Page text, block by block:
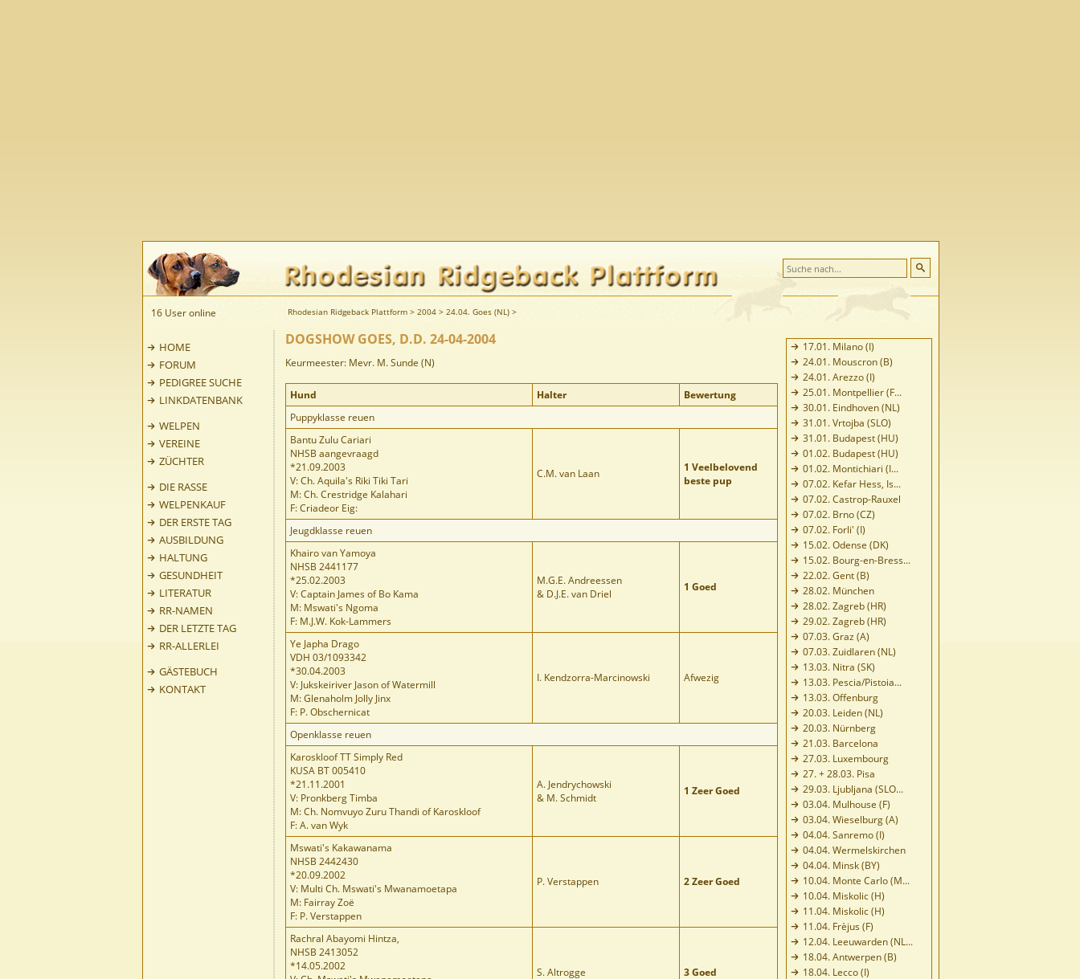
16 User online Rhodesian Ridgeback Plattform > 2004 > 24.04. Goes (NL) >
HOME
FORUM
PEDIGREE SUCHE
LINKDATENBANK
WELPEN
VEREINE
ZÜCHTER
DIE RASSE
WELPENKAUF
DER ERSTE TAG
AUSBILDUNG
HALTUNG
GESUNDHEIT
LITERATUR
RR-NAMEN
DER LETZTE TAG
RR-ALLERLEI
GÄSTEBUCH
KONTAKT
17.01. Milano (I)
24.01. Mouscron (B)
24.01. Arezzo (I)
25.01. Montpellier (F...
30.01. Eindhoven (NL)
31.01. Vrtojba (SLO)
31.01. Budapest (HU)
01.02. Budapest (HU)
01.02. Montichiari (I...
07.02. Kefar Hess, Is...
07.02. Castrop-Rauxel
07.02. Brno (CZ)
07.02. Forli' (I)
15.02. Odense (DK)
15.02. Bourg-en-Bress...
22.02. Gent (B)
28.02. München
28.02. Zagreb (HR)
29.02. Zagreb (HR)
07.03. Graz (A)
07.03. Zuidlaren (NL)
13.03. Nitra (SK)
13.03. Pescia/Pistoia...
13.03. Offenburg
20.03. Leiden (NL)
20.03. Nürnberg
21.03. Barcelona
27.03. Luxembourg
27. + 28.03. Pisa
29.03. Ljubljana (SLO...
03.04. Mulhouse (F)
03.04. Wieselburg (A)
04.04. Sanremo (I)
04.04. Wermelskirchen
04.04. Minsk (BY)
10.04. Monte Carlo (M...
10.04. Miskolic (H)
11.04. Miskolic (H)
11.04. Frèjus (F)
12.04. Leeuwarden (NL...
18.04. Antwerpen (B)
18.04. Lecco (I)
DOGSHOW GOES, D.D. 24-04-2004
Keurmeester: Mevr. M. Sunde (N)
Hund Halter
Bewertung
Puppyklasse reuen
Bantu Zulu Cariari
NHSB aangevraagd
*21.09.2003
V: Ch. Aquila's Riki Tiki Tari
M: Ch. Crestridge Kalahari
F: Criadeor Eig:
C.M. van Laan
1 Veelbelovend
beste pup
Jeugdklasse reuen
Khairo van Yamoya
NHSB 2441177
*25.02.2003
V: Captain James of Bo Kama
M: Mswati's Ngoma
F: M.J.W. Kok-Lammers
M.G.E. Andreessen
& D.J.E. van Driel
1 Goed
Ye Japha Drago
VDH 03/1093342
*30.04.2003
V: Jukskeiriver Jason of Watermill
M: Glenaholm Jolly Jinx
F: P. Obschernicat
I. Kendzorra-Marcinowski Afwezig
Openklasse reuen
Karoskloof TT Simply Red
KUSA BT 005410
*21.11.2001
V: Pronkberg Timba
M: Ch. Nomvuyo Zuru Thandi of Karoskloof
F: A. van Wyk
A. Jendrychowski
& M. Schmidt
1 Zeer Goed
Mswati's Kakawanama
NHSB 2442430
*20.09.2002
V: Multi Ch. Mswati's Mwanamoetapa
M: Fairray Zoë
F: P. Verstappen
P. Verstappen 2 Zeer Goed
Rachral Abayomi Hintza,
NHSB 2413052
*14.05.2002
S. Altrogge 3 Goed